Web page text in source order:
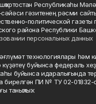
Республикаһы
гәзитенең рәсми
политической газеты
района Республики
персональных данных
технологиялары һәм
буйынса федераль
буйынса идаралығында
бирелгән ПИ № ТУ 02-01832-
таныҡлыҡ.